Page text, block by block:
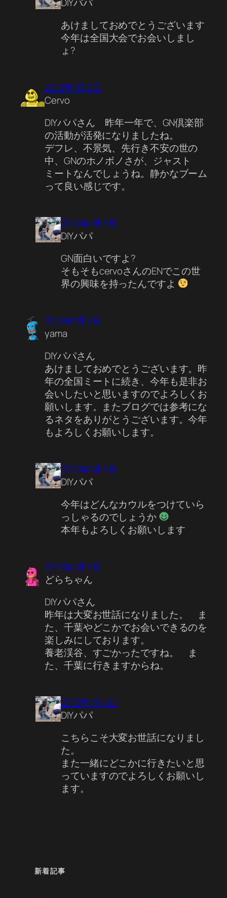
あけましておめでとうございます
今年は全国大会でお会いしまし
ょ?
2012年1月3日
Cervo
DIYパパさん 昨年一年で、GN倶楽部
の活動が活発になりましたね。
デフレ、不景気、先行き不安の世の
中、GNのホノボノさが、ジャスト
ミートなんでしょうね。静かなブーム
って良い感じです。
2012年1月3日
DIYパパ
GN面白いですよ?
そもそもcervoさんのENでこの世
界の興味を持ったんですよ
2012年1月3日
yama
DIYパパさん
あけましておめでとうございます。昨
年の全国ミートに続き、今年も是非お
会いしたいと思いますのでよろしくお
願いします。またブログでは参考にな
るネタをありがとうございます。今年
もよろしくお願いします。
2012年1月3日
DIYパパ
今年はどんなカウルをつけていら
っしゃるのでしょうか
本年もよろしくお願いします
2012年1月3日
どらちゃん
DIYパパさん
昨年は大変お世話になりました。 ま
た、千葉やどこかでお会いできるのを
楽しみにしております。
養老渓谷、すごかったですね。 ま
た、千葉に行きますからね。
2012年1月4日
DIYパパ
こちらこそ大変お世話になりまし
た。
また一緒にどこかに行きたいと思
っていますのでよろしくお願いし
ます。
新着記事